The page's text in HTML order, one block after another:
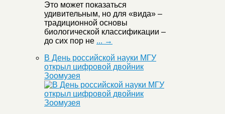
Это может показаться
удивительным, но для «вида» –
традиционной основы
биологической классификации –
до сих пор не ... →
В День российской науки МГУ
открыл цифровой двойник
Зоомузея